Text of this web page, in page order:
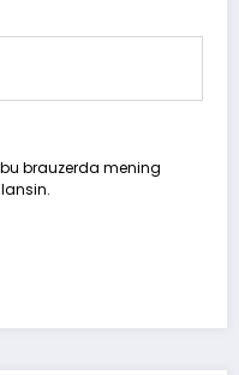
brauzerda mening